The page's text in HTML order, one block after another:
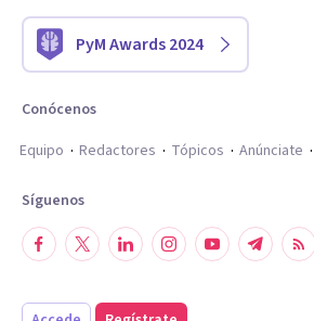
PyM Awards 2024
Conócenos
Equipo
Redactores Tópicos Anúnciate
Síguenos